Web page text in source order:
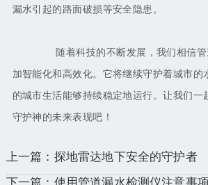
漏水引起的路面破损等安全隐患。
随着科技的不断发展，我们相信管
加智能化和高效化。它将继续守护着城市的
的城市生活能够持续稳定地运行。让我们一
守护神的未来表现吧！
上一篇：探地雷达地下安全的守护者